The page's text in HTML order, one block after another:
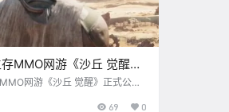
MMO网游《沙丘 觉醒》
网游《沙丘 觉醒》正式公
69 0